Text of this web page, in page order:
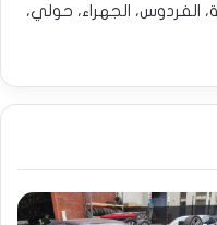
الفردوس، الجهراء، حولي،